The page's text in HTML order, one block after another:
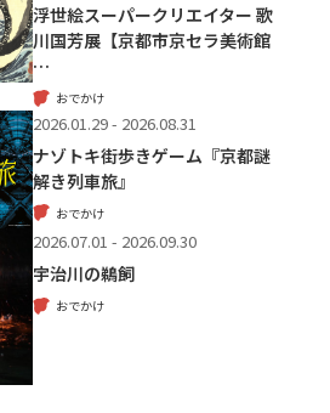
浮世絵スーパークリエイター 歌
川国芳展【京都市京セラ美術館
…
おでかけ
2026.01.29 - 2026.08.31
ナゾトキ街歩きゲーム『京都謎
解き列車旅』
おでかけ
2026.07.01 - 2026.09.30
宇治川の鵜飼
おでかけ